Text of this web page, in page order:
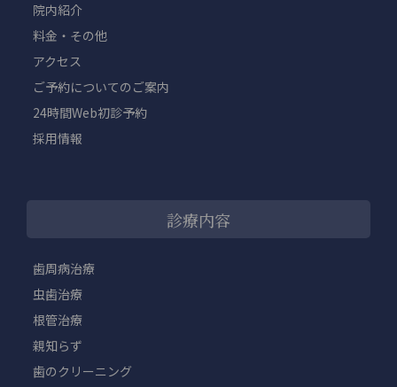
院内紹介
料金・その他
アクセス
ご予約についてのご案内
24時間Web初診予約
採用情報
診療内容
歯周病治療
虫歯治療
根管治療
親知らず
歯のクリーニング